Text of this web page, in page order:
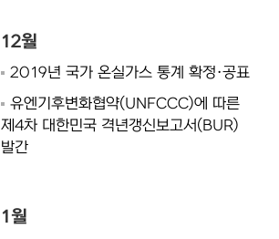
12월
2019년 국가 온실가스 통계 확정·공표
유엔기후변화협약(UNFCCC)에 따른
제4차 대한민국 격년갱신보고서(BUR)
발간
1월